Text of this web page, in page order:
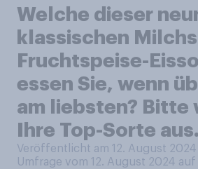
Welche dieser
klassischen
Fruchtspeise-
essen Sie, wenn
am liebsten? Bitte
Ihre Top-Sorte aus.
Veröffentlicht am 12. August 2024
Umfrage vom 12. August 2024